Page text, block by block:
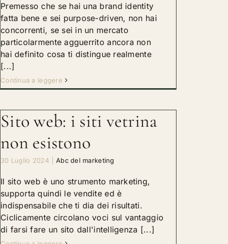
Premesso che se hai una brand identity
fatta bene e sei purpose-driven, non hai
concorrenti, se sei in un mercato
particolarmente agguerrito ancora non
hai definito cosa ti distingue realmente
[...]
Continua a leggere
Sito web: i siti vetrina
non esistono
30 Luglio 2024 Abc del marketing
Il sito web è uno strumento marketing,
supporta quindi le vendite ed è
indispensabile che ti dia dei risultati.
Ciclicamente circolano voci sul vantaggio
di farsi fare un sito dall'intelligenza [...]